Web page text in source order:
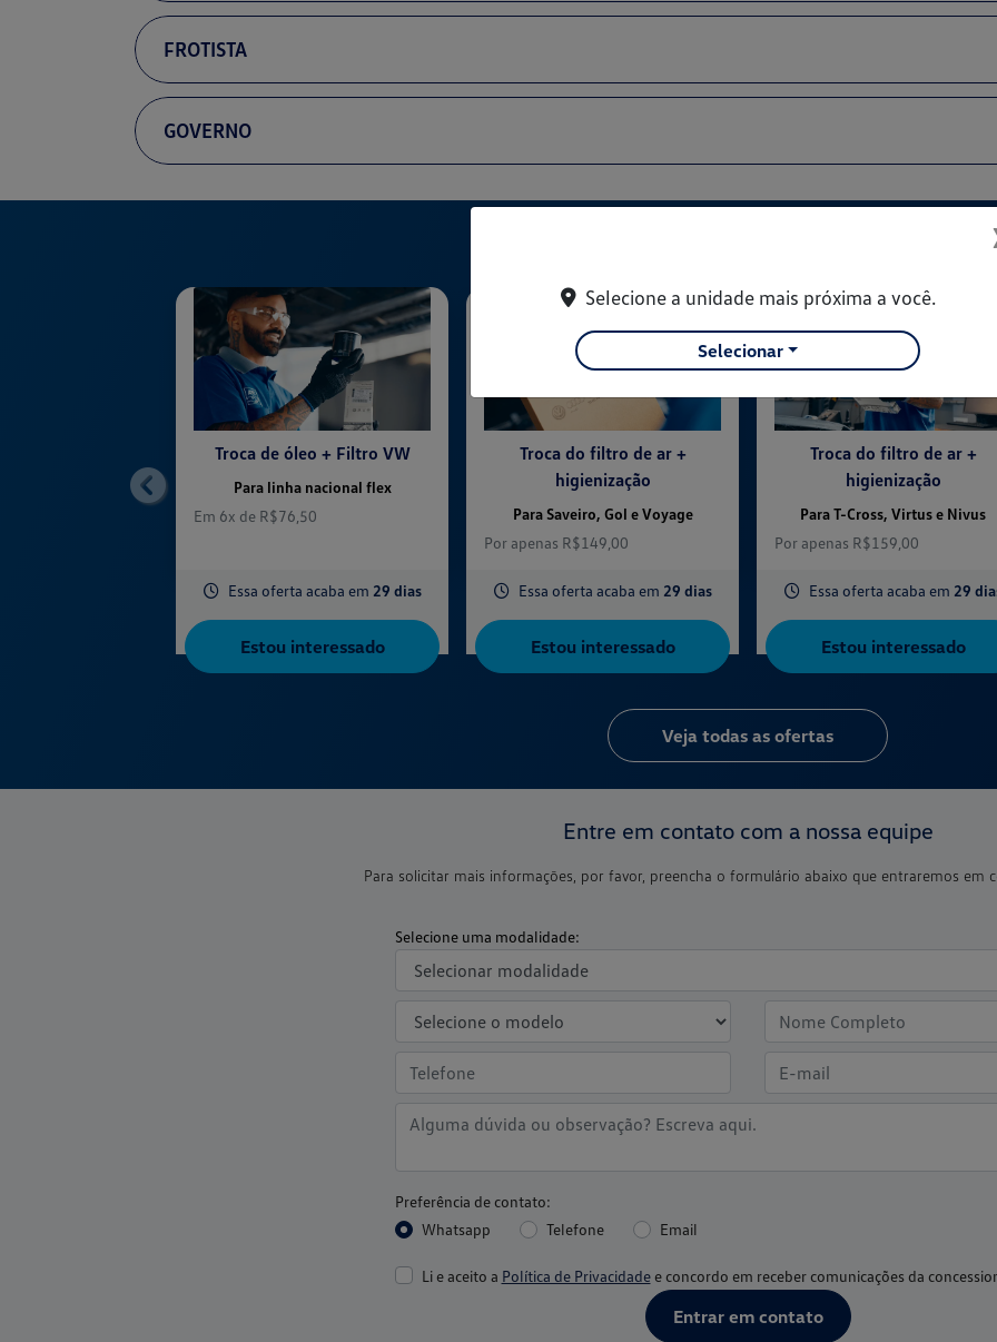
FROTISTA
GOVERNO
Troca de óleo + Filtro VW
Para linha nacional flex
Em 6x de R$76,50
Essa oferta acaba em 29 dias
Estou interessado
Troca do filtro de ar +
higienização
Para Saveiro, Gol e Voyage
Por apenas R$149,00
Essa oferta acaba em 29 dias
Estou interessado
Troca do filtro de ar +
higienização
Para T-Cross, Virtus e Nivus
Por apenas R$159,00
Essa oferta acaba em 29
Estou interessado
templates.template-01.components.carousel.texts.control_prev
Veja todas as ofertas
Entre em contato com a nossa equipe
Para solicitar mais informações, por favor, preencha o formulário abaixo que entraremos em
Selecione uma modalidade:
Preferência de contato:
Whatsapp
Telefone Email
Li e aceito a Política de Privacidadee concordo em receber comunicações da
Entrar em contato
Selecione a unidade mais próxima a você.
Selecionar